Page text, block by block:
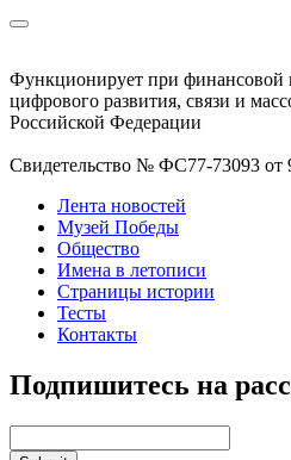
Функционирует при финансовой
цифрового развития, связи и
Российской Федерации
Свидетельство № ФС77-73093 от
Лента новостей
Музей Победы
Общество
Имена в летописи
Страницы истории
Тесты
Контакты
Подпишитесь на